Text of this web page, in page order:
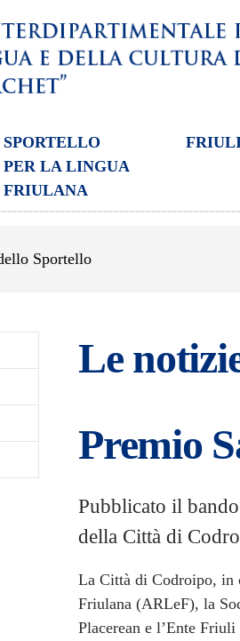
SPORTELLO
PER LA LINGUA
FRIULANA
Sportello
Le
Premio
Pubblicato il
della Città di
La Città di Codroipo, in
Friulana (ARLeF), la
Placerean e l’Ente